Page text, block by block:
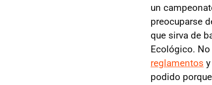
un
preocuparse
que sirva de
Ecológico.
reglamentos
podido